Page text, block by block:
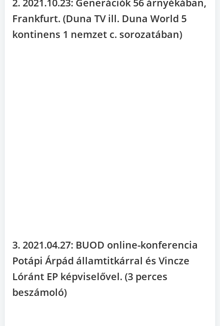
2. 2021.10.23: Generációk 56 árnyékában,
Frankfurt. (Duna TV ill. Duna World 5
kontinens 1 nemzet c. sorozatában)
3. 2021.04.27: BUOD online-konferencia
Potápi Árpád államtitkárral és Vincze
Lóránt EP képviselővel. (3 perces
beszámoló)